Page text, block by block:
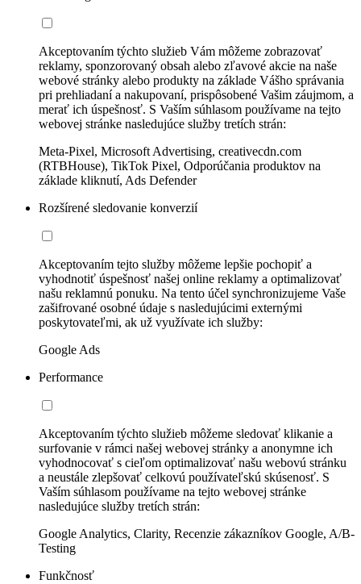
Akceptovaním týchto služieb Vám môžeme zobrazovať
reklamy, sponzorovaný obsah alebo zľavové akcie na naše
webové stránky alebo produkty na základe Vášho správania
pri prehliadaní a nakupovaní, prispôsobené Vašim záujmom, a
merať ich úspešnosť. S Vaším súhlasom používame na tejto
webovej stránke nasledujúce služby tretích strán:
Meta-Pixel, Microsoft Advertising, creativecdn.com
(RTBHouse), TikTok Pixel, Odporúčania produktov na
základe kliknutí, Ads Defender
Rozšírené sledovanie konverzií
Akceptovaním tejto služby môžeme lepšie pochopiť a
vyhodnotiť úspešnosť našej online reklamy a optimalizovať
našu reklamnú ponuku. Na tento účel synchronizujeme Vaše
zašifrované osobné údaje s nasledujúcimi externými
poskytovateľmi, ak už využívate ich služby:
Google Ads
Performance
Akceptovaním týchto služieb môžeme sledovať klikanie a
surfovanie v rámci našej webovej stránky a anonymne ich
vyhodnocovať s cieľom optimalizovať našu webovú stránku
a neustále zlepšovať celkovú používateľskú skúsenosť. S
Vaším súhlasom používame na tejto webovej stránke
nasledujúce služby tretích strán:
Google Analytics, Clarity, Recenzie zákazníkov Google, A/B-
Testing
Funkčnosť